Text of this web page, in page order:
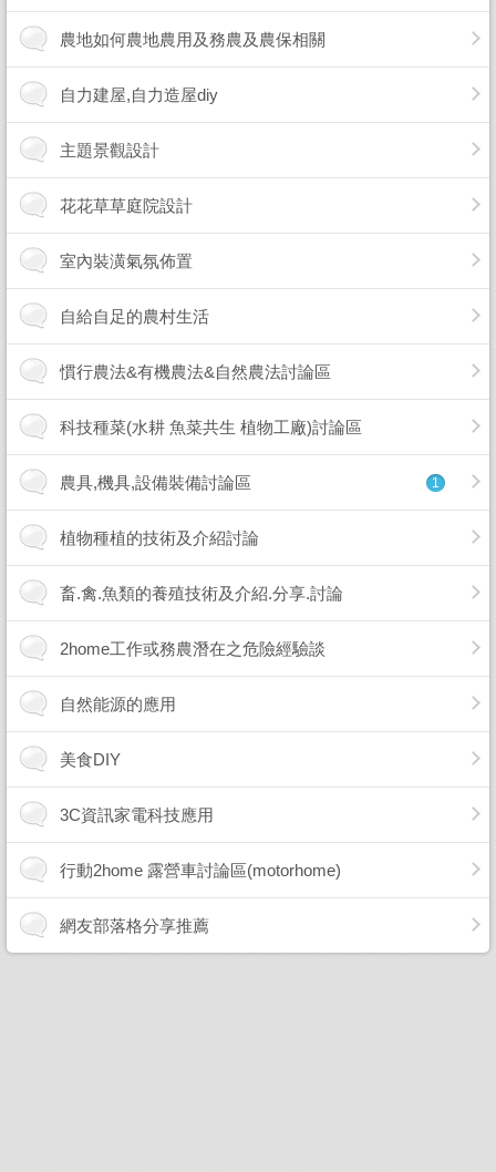
農地如何農地農用及務農及農保相關
自力建屋,自力造屋diy
主題景觀設計
花花草草庭院設計
室內裝潢氣氛佈置
自給自足的農村生活
慣行農法&有機農法&自然農法討論區
科技種菜(水耕 魚菜共生 植物工廠)討論區
農具,機具,設備裝備討論區 1
植物種植的技術及介紹討論
畜.禽.魚類的養殖技術及介紹.分享.討論
2home工作或務農潛在之危險經驗談
自然能源的應用
美食DIY
3C資訊家電科技應用
行動2home 露營車討論區(motorhome)
網友部落格分享推薦